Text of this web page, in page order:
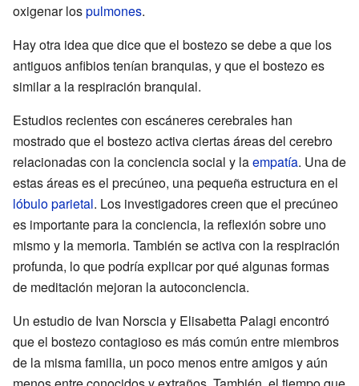
oxigenar lospulmones.
Hay otra idea que dice que el bostezo se debe a que los
antiguos anfibios tenían branquias, y que el bostezo es
similar a la respiración branquial.
Estudios recientes con escáneres cerebrales han
mostrado que el bostezo activa ciertas áreas del cerebro
relacionadas con la conciencia social y laempatía. Una de
estas áreas es el precúneo, una pequeña estructura en el
lóbulo parietal. Los investigadores creen que el precúneo
es importante para la conciencia, la reflexión sobre uno
mismo y la memoria. También se activa con la respiración
profunda, lo que podría explicar por qué algunas formas
de meditación mejoran la autoconciencia.
Un estudio de Ivan Norscia y Elisabetta Palagi encontró
que el bostezo contagioso es más común entre miembros
de la misma familia, un poco menos entre amigos y aún